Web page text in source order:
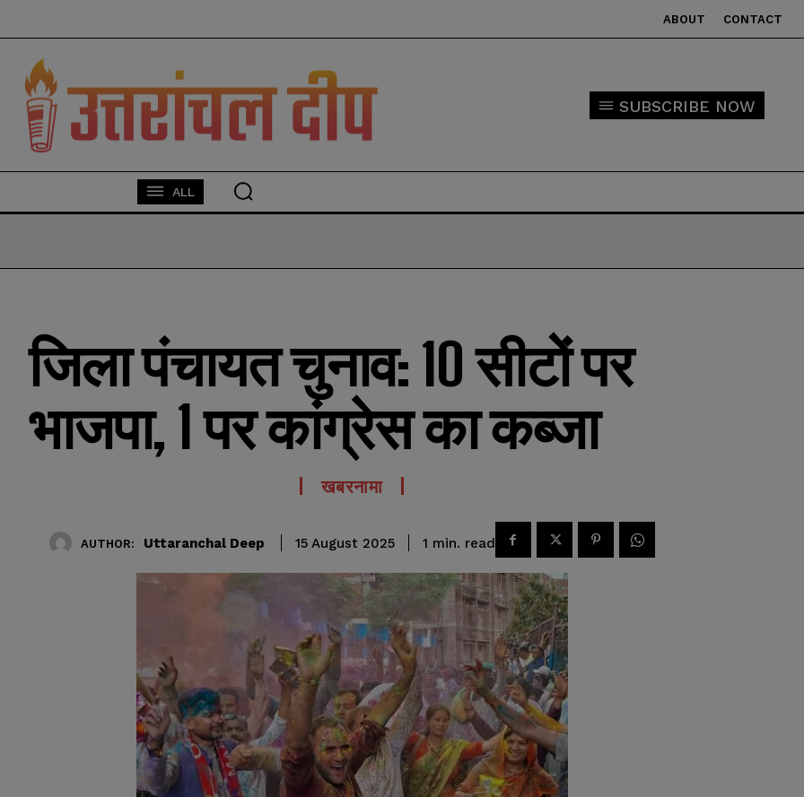
ABOUT CONTACT
SUBSCRIBE NOW
ALL
जिला पंचायत चुनाव: 10 सीटों पर
भाजपा, 1 पर कांग्रेस का कब्जा
खबरनामा
AUTHOR: Uttaranchal Deep 15 August 2025 1 min. read